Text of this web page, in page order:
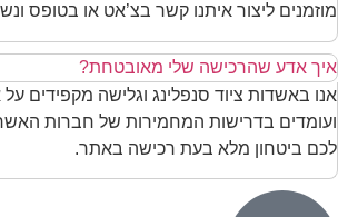
מוזמנים ליצור איתנו קשר בצ’אט או בטופס
איך אדע שהרכישה שלי מאובטחת?
אנו באשדות ציוד סנפלינג וגלישה מקפידים
ועומדים בדרישות המחמירות של חברות
לכם ביטחון מלא בעת רכישה באתר.